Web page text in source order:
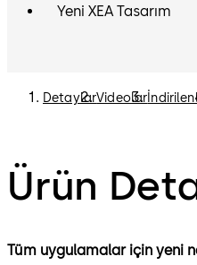
Yeni XEA Tasarım
DetaylarVideolar
Ürün
Tüm uygulamalar için yeni